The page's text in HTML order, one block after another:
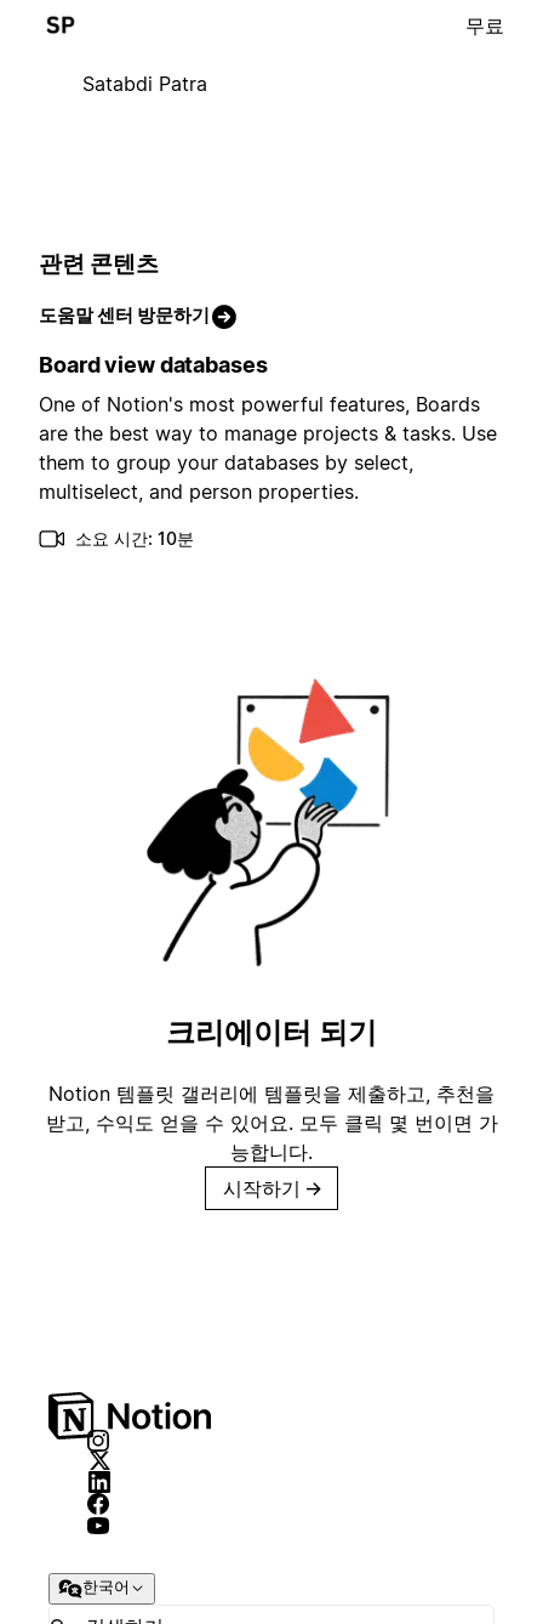
Satabdi Patra
무료
관련 콘텐츠
도움말 센터 방문하기
Board view databases
One of Notion's most powerful features, Boards
are the best way to manage projects & tasks. Use
them to group your databases by select,
multiselect, and person properties.
소요 시간: 10분
크리에이터 되기
Notion 템플릿 갤러리에 템플릿을 제출하고, 추천을
받고, 수익도 얻을 수 있어요. 모두 클릭 몇 번이면 가
능합니다.
시작하기 →
한국어